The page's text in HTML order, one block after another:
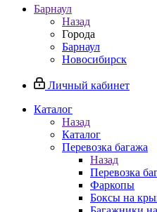
Барнаул
Назад
Города
Барнаул
Новосибирск
Личный кабинет
Каталог
Назад
Каталог
Перевозка багажа
Назад
Перевозка
Фаркопы
Боксы на